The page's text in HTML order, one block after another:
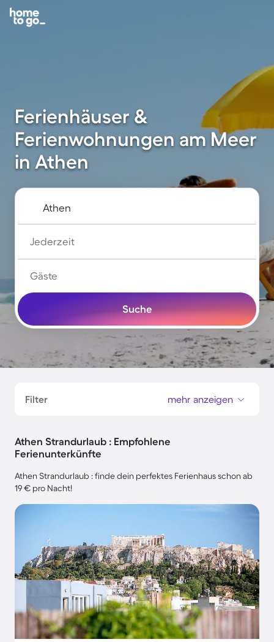
Ferienhäuser &
Ferienwohnungen am Meer
in Athen
Jederzeit
Gäste
Suche
Filter mehr anzeigen
Athen Strandurlaub : Empfohlene
Ferienunterkünfte
Athen Strandurlaub : finde dein perfektes Ferienhaus schon ab
19 € pro Nacht!